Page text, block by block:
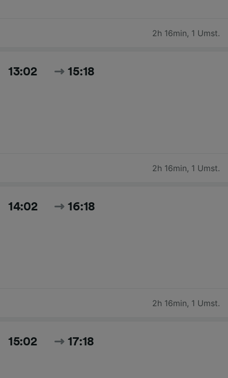
2h 16min, 1 Umst.
13:02 15:18
2h 16min, 1 Umst.
14:02 16:18
2h 16min, 1 Umst.
15:02 17:18